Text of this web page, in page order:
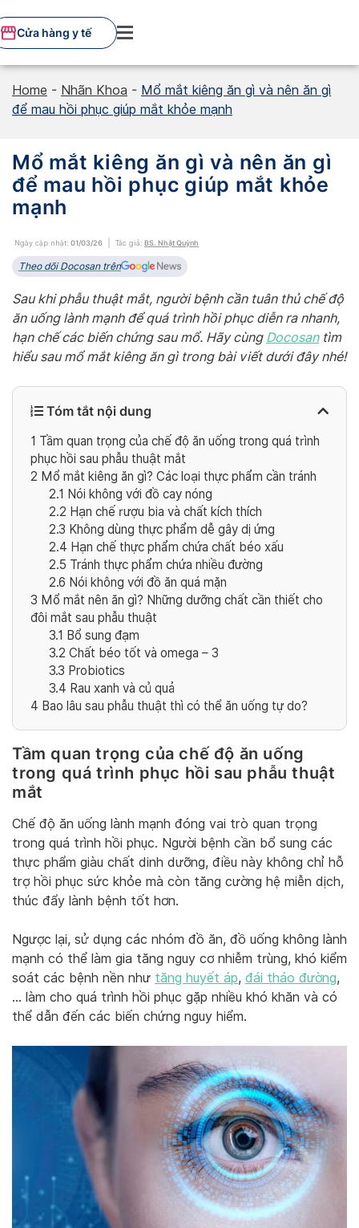
to
content
Cửa hàng y tế
Home - Nhãn Khoa - Mổ mắt kiêng ăn gì và nên ăn gì
để mau hồi phục giúp mắt khỏe mạnh
Mổ mắt kiêng ăn gì và nên ăn gì
để mau hồi phục giúp mắt khỏe
mạnh
Ngày cập nhật: 01/03/26 Tác giả: BS. Nhật Quỳnh
Theo dõi Docosan trên
Sau khi phẫu thuật mắt, người bệnh cần tuân thủ chế độ
ăn uống lành mạnh để quá trình hồi phục diễn ra nhanh,
hạn chế các biến chứng sau mổ. Hãy cùng Docosantìm
hiểu sau mổ mắt kiêng ăn gì trong bài viết dưới đây nhé!
Tóm tắt nội dung
1 Tầm quan trọng của chế độ ăn uống trong quá trình
phục hồi sau phẫu thuật mắt
2 Mổ mắt kiêng ăn gì? Các loại thực phẩm cần tránh
2.1 Nói không với đồ cay nóng
2.2 Hạn chế rượu bia và chất kích thích
2.3 Không dùng thực phẩm dễ gây dị ứng
2.4 Hạn chế thực phẩm chứa chất béo xấu
2.5 Tránh thực phẩm chứa nhiều đường
2.6 Nói không với đồ ăn quá mặn
3 Mổ mắt nên ăn gì? Những dưỡng chất cần thiết cho
đôi mắt sau phẫu thuật
3.1 Bổ sung đạm
3.2 Chất béo tốt và omega – 3
3.3 Probiotics
3.4 Rau xanh và củ quả
4 Bao lâu sau phẫu thuật thì có thể ăn uống tự do?
Tầm quan trọng của chế độ ăn uống
trong quá trình phục hồi sau phẫu thuật
mắt
Chế độ ăn uống lành mạnh đóng vai trò quan trọng
trong quá trình hồi phục. Người bệnh cần bổ sung các
thực phẩm giàu chất dinh dưỡng, điều này không chỉ hỗ
trợ hồi phục sức khỏe mà còn tăng cường hệ miễn dịch,
thúc đẩy lành bệnh tốt hơn.
Ngược lại, sử dụng các nhóm đồ ăn, đồ uống không lành
mạnh có thể làm gia tăng nguy cơ nhiễm trùng, khó kiểm
soát các bệnh nền như tăng huyết áp, đái tháo đường,
… làm cho quá trình hồi phục gặp nhiều khó khăn và có
thể dẫn đến các biến chứng nguy hiểm.